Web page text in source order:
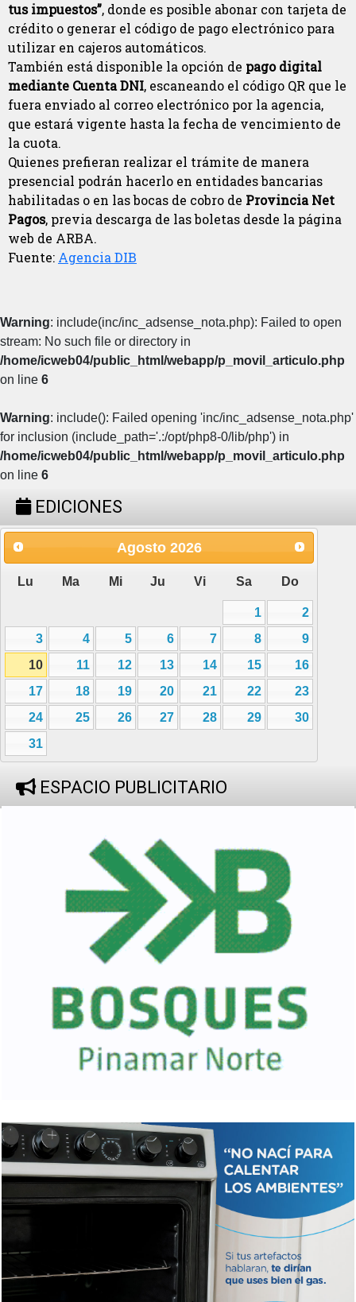
tus impuestos”, donde es posible abonar con tarjeta de
crédito o generar el código de pago electrónico para
utilizar en cajeros automáticos.
También está disponible la opción de pago digital
mediante Cuenta DNI, escaneando el código QR que le
fuera enviado al correo electrónico por la agencia,
que estará vigente hasta la fecha de vencimiento de
la cuota.
Quienes prefieran realizar el trámite de manera
presencial podrán hacerlo en entidades bancarias
habilitadas o en las bocas de cobro de Provincia Net
Pagos, previa descarga de las boletas desde la página
web de ARBA.
Fuente: Agencia DIB
Warning: include(inc/inc_adsense_nota.php): Failed to open
stream: No such file or directory in
/home/icweb04/public_html/webapp/p_movil_articulo.php
on line 6
Warning: include(): Failed opening 'inc/inc_adsense_nota.php'
for inclusion (include_path='.:/opt/php8-0/lib/php') in
/home/icweb04/public_html/webapp/p_movil_articulo.php
on line 6
EDICIONES
Agosto 2026
Lu Ma Mi Ju Vi Sa Do
1
2
3
4 5 6 7 8
9
10
11 12 13 14 15
16
17
18 19 20 21 22
23
24
25 26 27 28 29
30
31
ESPACIO PUBLICITARIO